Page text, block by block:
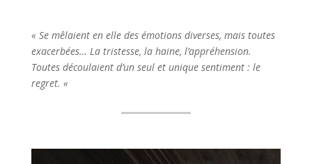
« Se mêlaient en elle des émotions diverses, mais toutes
exacerbées… La tristesse, la haine, l’appréhension.
Toutes découlaient d’un seul et unique sentiment : le
regret. «